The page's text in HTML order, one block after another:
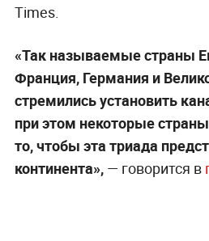
Times.
«Так называемые страны
Франция, Германия и
стремились установить
при этом некоторые
то, чтобы эта триада
континента»,— говорится в